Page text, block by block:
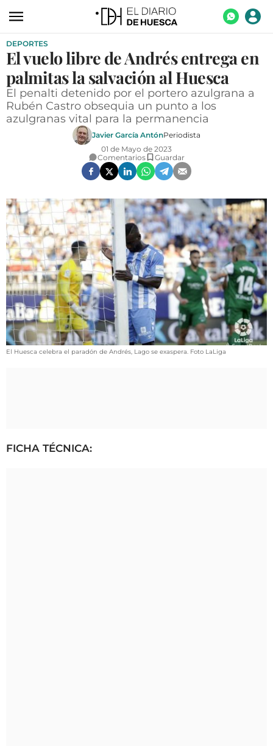
ACTUALIDAD
ECONOMÍA
TECNOLOGÍA
TURISMO
AGROALIMENTACIÓN
SOCIEDAD
OPINIÓN
GALERÍAS
VÍDEOS
CONTACTAR
FIESTAS EN EL ALTO ARAGÓN
FIESTAS DE SAN LORENZO
ESQUELAS
DEPORTES
El vuelo libre de Andrés entrega en
palmitas la salvación al Huesca
El penalti detenido por el portero azulgrana a
Rubén Castro obsequia un punto a los
azulgranas vital para la permanencia
Javier García AntónPeriodista
01 de Mayo de 2023
Comentarios
Guardar
El Huesca celebra el paradón de Andrés, Lago se exaspera. Foto LaLiga
FICHA TÉCNICA: